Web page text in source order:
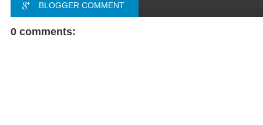
BLOGGER COMMENT
FACEBOOK COMMENT
0 comments: